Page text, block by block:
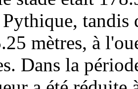
Pythique, tandis
mètres, à
Dans la